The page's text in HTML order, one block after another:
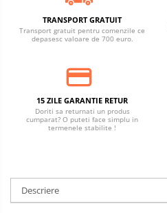
TRANSPORT GRATUIT
Transport gratuit pentru comenzile ce
depasesc valoare de 700 euro.
15 ZILE GARANTIE RETUR
Doriti sa returnati un produs
cumparat? O puteti face simplu in
termenele stabilite !
Descriere